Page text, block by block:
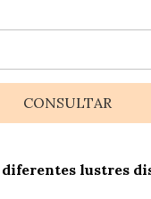
CONSULTAR
lustres